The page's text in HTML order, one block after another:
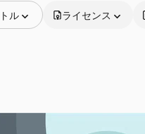
ル ライセンス